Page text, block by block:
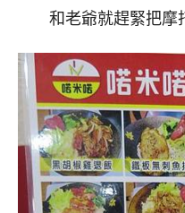
和老爺就趕緊把摩